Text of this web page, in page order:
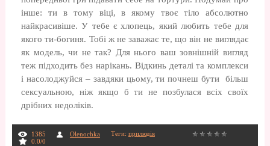
інше: ти в тому віці, в якому твоє тіло абсолютно
найкрасивіше. У тебе є хлопець, який любить тебе для
якого ти-богиня. Тобі ж не заважає те, що він не виглядає
як модель, чи не так? Для нього ваш зовнішній вигляд
теж підходить без нарікань. Відкинь деталі та комплекси
і насолоджуйся – завдяки цьому, ти почнеш бути більш
сексуальною, ніж якщо б ти не позбулася всіх своїх
дрібних недоліків.
1385 Olenochka Теги: прилюдія
0.0/0